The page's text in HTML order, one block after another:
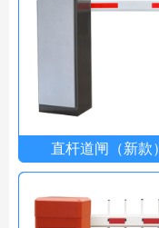
直杆道闸（新款）